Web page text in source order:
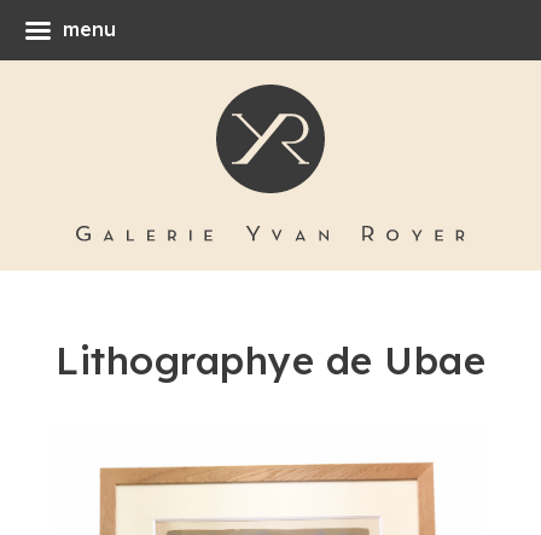
Lithographye de Ubae
menu